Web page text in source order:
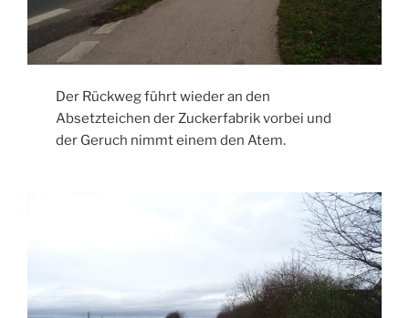
Der Rückweg führt wieder an den
Absetzteichen der Zuckerfabrik vorbei und
der Geruch nimmt einem den Atem.